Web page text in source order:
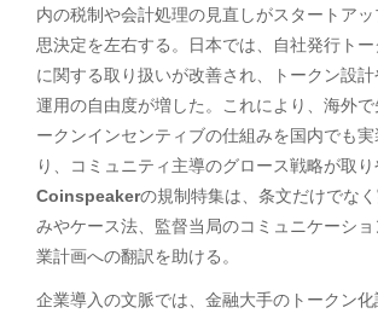
内の税制や会計処理の見直しがスタートア
思決定を左右する。日本では、自社発行ト
に関する取り扱いが改善され、トークン設
運用の自由度が増した。これにより、海外で
ークンインセンティブの仕組みを国内でも
り、コミュニティ主導のグロース戦略が取り
Coinspeakerの規制特集は、条文だけでな
みやケース法、監督当局のコミュニケーシ
業計画への翻訳を助ける。
企業導入の文脈では、金融大手のトークン